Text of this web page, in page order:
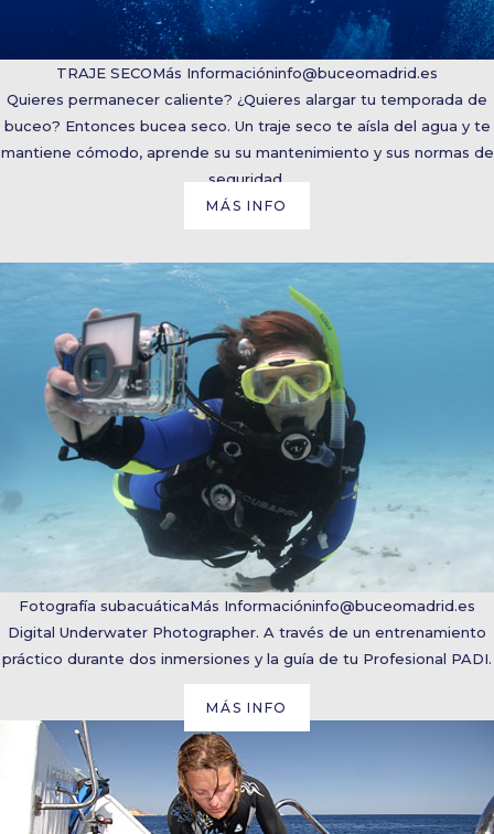
TRAJE SECOMás Informacióninfo@buceomadrid.es
Quieres permanecer caliente? ¿Quieres alargar tu temporada de
buceo? Entonces bucea seco. Un traje seco te aísla del agua y te
mantiene cómodo, aprende su su mantenimiento y sus normas de
seguridad.
MÁS INFO
Fotografía subacuáticaMás Informacióninfo@buceomadrid.es
Digital Underwater Photographer. A través de un entrenamiento
práctico durante dos inmersiones y la guía de tu Profesional PADI.
MÁS INFO